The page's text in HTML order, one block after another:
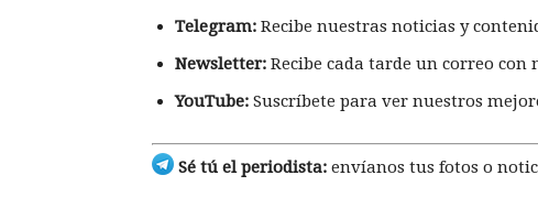
Telegram: Recibe nuestras noticias y
Newsletter: Recibe cada tarde un correo
YouTube: Suscríbete para ver nuestros
Sé tú el periodista: envíanos tus fotos o